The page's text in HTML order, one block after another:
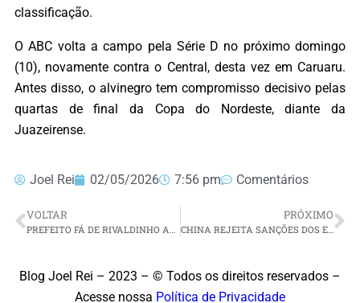
classificação.
O ABC volta a campo pela Série D no próximo domingo
(10), novamente contra o Central, desta vez em Caruaru.
Antes disso, o alvinegro tem compromisso decisivo pelas
quartas de final da Copa do Nordeste, diante da
Juazeirense.
Joel Rei 02/05/2026 7:56 pm Comentários
VOLTAR
PREFEITO FÁ DE RIVALDINHO AMPLIA BASE POLÍTICA COM ADESÃO DE CARLOS ALFREDO EM ESPÍRITO SANTO (RN)
PRÓXIMO
CHINA REJEITA SANÇÕES DOS EUA CONTRA REFINARIAS E ACUSA VIOLAÇÃO DA LEI INTERNACIONAL
Blog Joel Rei – 2023 – © Todos os direitos reservados –
Acesse nossa Política de Privacidade